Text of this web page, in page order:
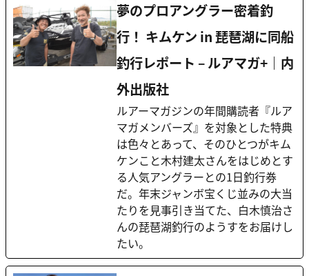
夢のプロアングラー密着釣
行！ キムケン in 琵琶湖に同船
釣行レポート – ルアマガ+｜内
外出版社
ルアーマガジンの年間購読者『ルア
マガメンバーズ』を対象とした特典
は色々とあって、そのひとつがキム
ケンこと木村建太さんをはじめとす
る人気アングラーとの1日釣行券
だ。年末ジャンボ宝くじ並みの大当
たりを見事引き当てた、白木慎治さ
んの琵琶湖釣行のようすをお届けし
たい。